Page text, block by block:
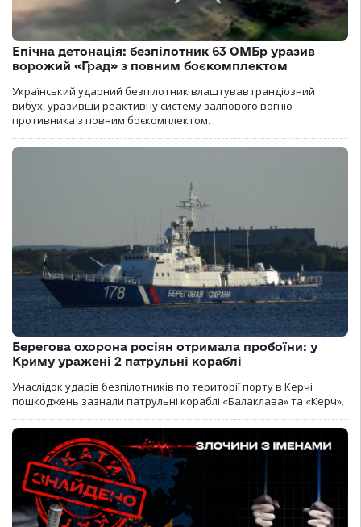
Епічна детонація: безпілотник 63 ОМБр уразив
ворожий «Град» з повним боєкомплектом
Український ударний безпілотник влаштував грандіозний
вибух, уразивши реактивну систему залпового вогню
противника з повним боєкомплектом.
Берегова охорона росіян отримала пробоїни: у
Криму уражені 2 патрульні кораблі
Унаслідок ударів безпілотників по території порту в Керчі
пошкоджень зазнали патрульні кораблі «Балаклава» та «Керч».